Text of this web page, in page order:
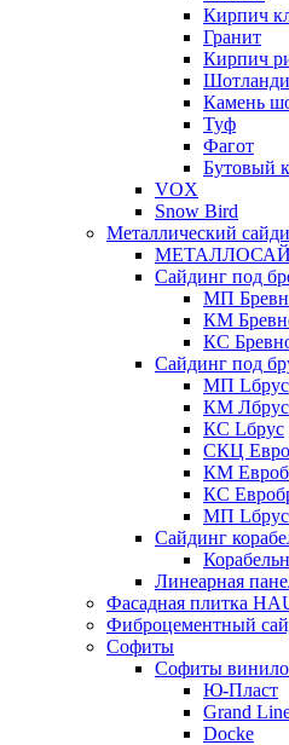
Кирпич
Гранит
Кирпич
Камень
Туф
Фагот
Бутовый
VOX
Snow Bird
Металлический
Сайдинг под
МП
КМ
КС
Сайдинг под
МП Lбрус
КМ Лбрус
КС Lбрус
СКЦ
КМ
КС
МП
Сайдинг
Линеарная
Фасадная плитка
Фиброцементный
Софиты
Софиты
Ю-Пласт
Grand
Docke